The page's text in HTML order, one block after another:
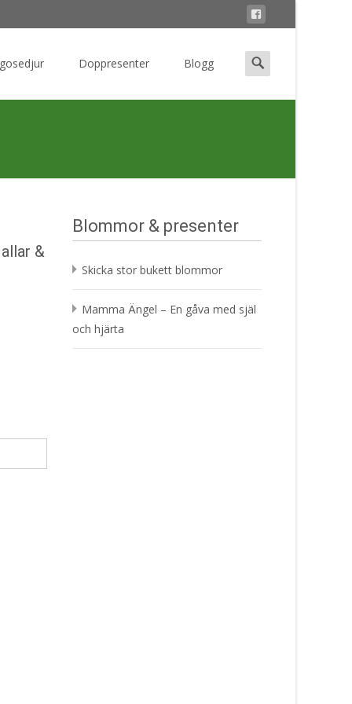
Doppresenter Blogg
Search
for:
&
Blommor & presenter
Skicka stor bukett blommor
Mamma Ängel – En gåva med själ
och hjärta